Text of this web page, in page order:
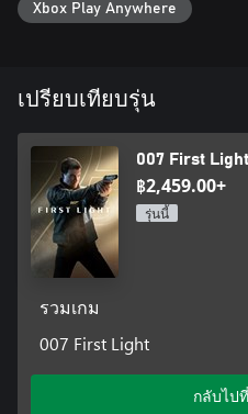
Xbox Play Anywhere
เปรียบเทียบรุ่น
007 First
฿2,459.00+
รุ่นนี้
รวมเกม
007 First Light
กลับไป